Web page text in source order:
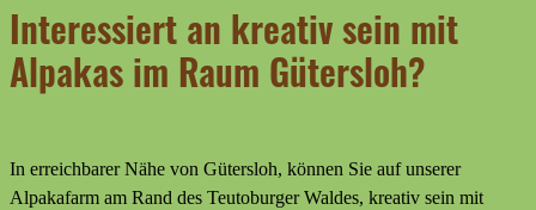
Interessiert an kreativ sein mit
Alpakas im Raum Gütersloh?
In erreichbarer Nähe von Gütersloh, können Sie auf unserer
Alpakafarm am Rand des Teutoburger Waldes, kreativ sein mit